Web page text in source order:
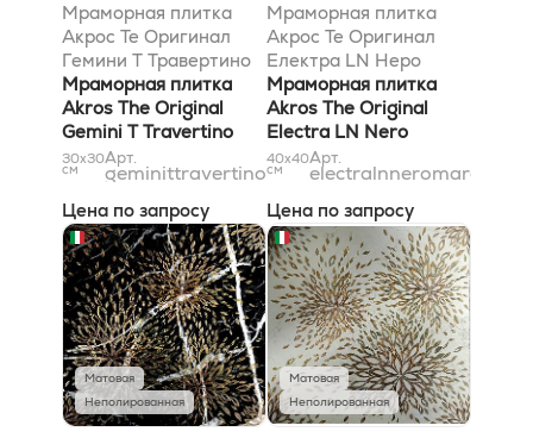
Мраморная плитка
Акрос Те Оригинал
Гемини T Травертино
Классико Травертино
Ноче Сильвер 31x31
Мраморная плитка
Akros The Original
Gemini T Travertino
Classico Travertino
Noce Silver 31x31
30x30
см
Арт.
Цена по запросу
Мраморная плитка
Акрос Те Оригинал
Електра LN Неро
Марквиниа Лучидо
Ньютро 40x40
Мраморная плитка
Akros The Original
Electra LN Nero
Marquinia Lucido
Neutro 40x40
40x40
см
Арт.
Цена по запросу
Матовая
Неполированная
Матовая
Неполированная